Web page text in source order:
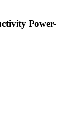
Power-